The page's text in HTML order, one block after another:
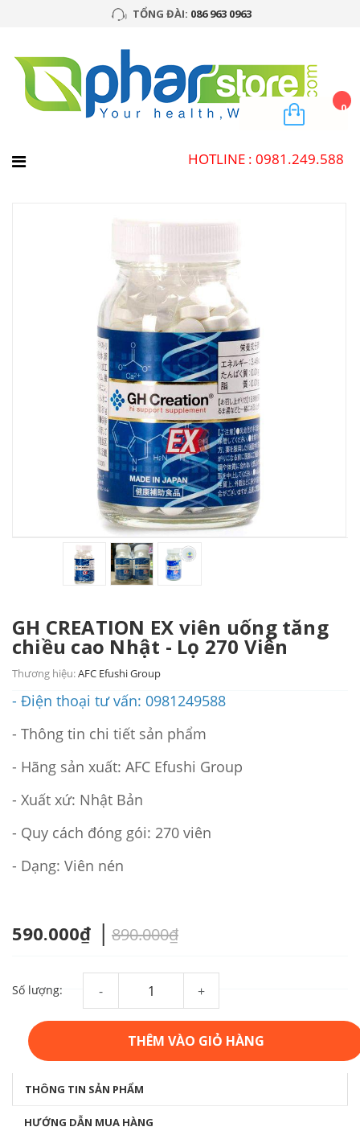
TỔNG ĐÀI: 086 963 0963
0
HOTLINE : 0981.249.588
GH CREATION EX viên uống tăng
chiều cao Nhật - Lọ 270 Viên
Thương hiệu:AFC Efushi Group
- Điện thoại tư vấn: 0981249588
- Thông tin chi tiết sản phẩm
- Hãng sản xuất: AFC Efushi Group
- Xuất xứ: Nhật Bản
- Quy cách đóng gói: 270 viên
- Dạng: Viên nén
590.000₫ | 890.000₫
Số lượng: - +
THÊM VÀO GIỎ HÀNG
THÔNG TIN SẢN PHẨM
HƯỚNG DẪN MUA HÀNG